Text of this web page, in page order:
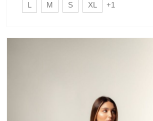
L M S XL +1